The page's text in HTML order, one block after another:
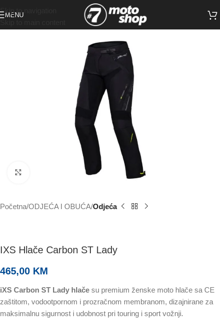
Skip to navigation
MENU
Početna ODJEĆA I OBUĆA Odjeća
IXS Hlače Carbon ST Lady
465,00 KM
iXS Carbon ST Lady hlače su premium ženske moto hlače sa CE
zaštitom, vodootpornom i prozračnom membranom, dizajnirane za
maksimalnu sigurnost i udobnost pri touring i sport vožnji.